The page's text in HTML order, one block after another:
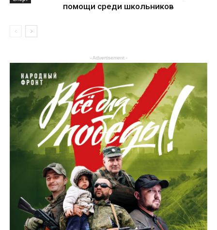
помощи среди школьников
- Advertisement -